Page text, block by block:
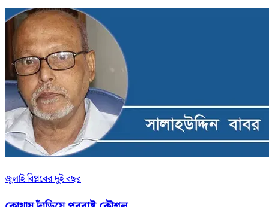
জুলাই বিপ্লবের দুই বছর